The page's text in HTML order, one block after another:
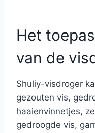
Het
van de
Shuliy-visdroger
gezouten vis,
haaienvinnetjes,
gedroogde vis,